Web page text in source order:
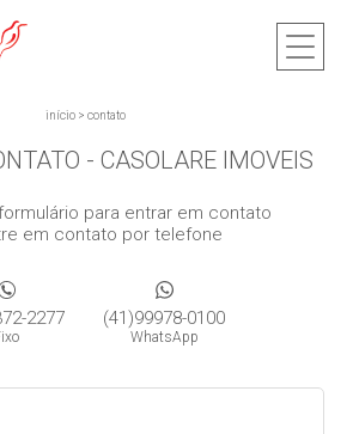
início> contato
- CASOLARE IMOVEIS
para entrar em contato
em contato por telefone
2277 (41)99978-0100
WhatsApp